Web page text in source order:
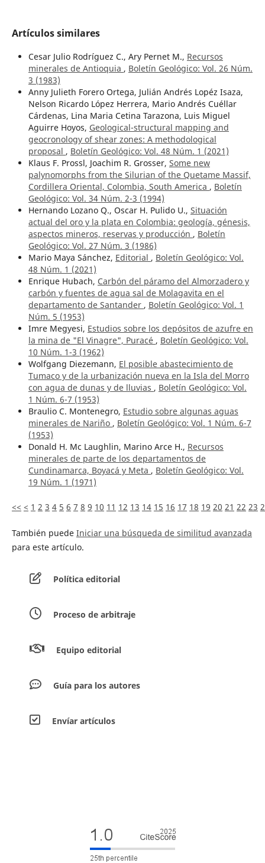
Artículos similares
Cesar Julio Rodríguez C., Ary Pernet M., Recursos
minerales de Antioquia , Boletín Geológico: Vol. 26 Núm.
3 (1983)
Anny Julieth Forero Ortega, Julián Andrés Lopéz Isaza,
Nelson Ricardo López Herrera, Mario Andrés Cuéllar
Cárdenas, Lina Maria Cetina Tarazona, Luis Miguel
Aguirre Hoyos, Geological-structural mapping and
geocronology of shear zones: A methodological
proposal , Boletín Geológico: Vol. 48 Núm. 1 (2021)
Klaus F. Prossl, Joachim R. Grosser, Some new
palynomorphs from the Silurian of the Quetame Massif,
Cordillera Oriental, Colombia, South America , Boletín
Geológico: Vol. 34 Núm. 2-3 (1994)
Hernando Lozano Q., Oscar H. Pulido U., Situación
actual del oro y la plata en Colombia: geología, génesis,
aspectos mineros, reservas y producción , Boletín
Geológico: Vol. 27 Núm. 3 (1986)
Mario Maya Sánchez, Editorial , Boletín Geológico: Vol.
48 Núm. 1 (2021)
Enrique Hubach, Carbón del páramo del Almorzadero y
carbón y fuentes de agua sal de Molagavita en el
departamento de Santander , Boletín Geológico: Vol. 1
Núm. 5 (1953)
Imre Megyesi, Estudios sobre los depósitos de azufre en
la mina de "El Vinagre", Puracé , Boletín Geológico: Vol.
10 Núm. 1-3 (1962)
Wolfgang Diezemann, El posible abastecimiento de
Tumaco y de la urbanización nueva en la Isla del Morro
con agua de dunas y de lluvias , Boletín Geológico: Vol.
1 Núm. 6-7 (1953)
Braulio C. Montenegro, Estudio sobre algunas aguas
minerales de Nariño , Boletín Geológico: Vol. 1 Núm. 6-7
(1953)
Donald H. Mc Laughlin, Marino Arce H., Recursos
minerales de parte de los departamentos de
Cundinamarca, Boyacá y Meta , Boletín Geológico: Vol.
19 Núm. 1 (1971)
<< < 1 2 3 4 5 6 7 8 9 10 11 12 13 14 15 16 17 18 19 20 21 22 23
También puede Iniciar una búsqueda de similitud avanzada
para este artículo.
Política editorial
Proceso de arbitraje
Equipo editorial
Guía para los autores
Envíar artículos